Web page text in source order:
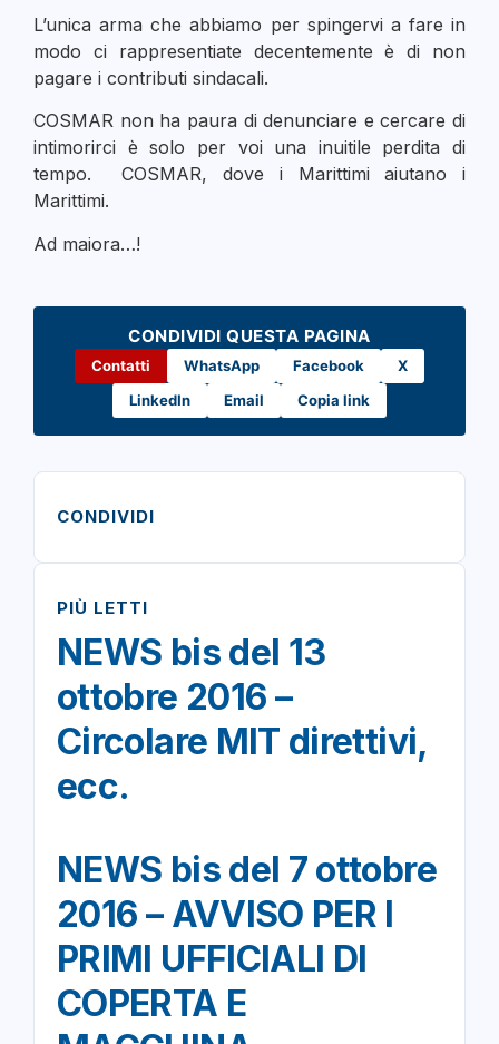
L’unica arma che abbiamo per spingervi a fare in
modo ci rappresentiate decentemente è di non
pagare i contributi sindacali.
COSMAR non ha paura di denunciare e cercare di
intimorirci è solo per voi una inuitile perdita di
tempo. COSMAR, dove i Marittimi aiutano i
Marittimi.
Ad maiora…!
CONDIVIDI QUESTA PAGINA
Contatti WhatsApp Facebook
X
LinkedIn
Email Copia link
CONDIVIDI
PIÙ LETTI
NEWS bis del 13
ottobre 2016 –
Circolare MIT direttivi,
ecc.
NEWS bis del 7 ottobre
2016 – AVVISO PER I
PRIMI UFFICIALI DI
COPERTA E